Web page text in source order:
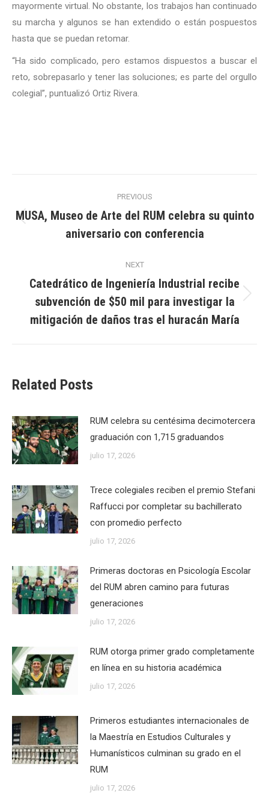
mayormente virtual. No obstante, los trabajos han continuado
su marcha y algunos se han extendido o están pospuestos
hasta que se puedan retomar.
“Ha sido complicado, pero estamos dispuestos a buscar el
reto, sobrepasarlo y tener las soluciones; es parte del orgullo
colegial”, puntualizó Ortiz Rivera.
navigation
PREVIOUS
post:
MUSA, Museo de Arte del RUM celebra su quinto
aniversario con conferencia
NEXT
Next
post:
Catedrático de Ingeniería Industrial recibe
subvención de $50 mil para investigar la
mitigación de daños tras el huracán María
Related Posts
RUM celebra su centésima decimotercera
graduación con 1,715 graduandos
julio 17, 2026
Trece colegiales reciben el premio Stefani
Raffucci por completar su bachillerato
con promedio perfecto
julio 17, 2026
Primeras doctoras en Psicología Escolar
del RUM abren camino para futuras
generaciones
julio 17, 2026
RUM otorga primer grado completamente
en línea en su historia académica
julio 17, 2026
Primeros estudiantes internacionales de
la Maestría en Estudios Culturales y
Humanísticos culminan su grado en el
RUM
julio 17, 2026